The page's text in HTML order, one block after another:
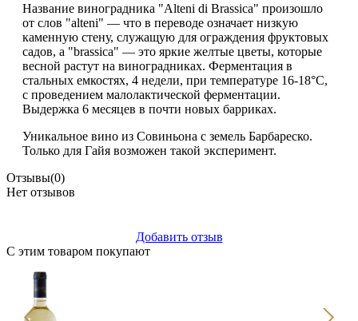
Название виноградника "Alteni di Brassica" произошло
от слов "alteni" — что в переводе означает низкую
каменную стену, служащую для ограждения фруктовых
садов, а "brassica" — это яркие желтые цветы, которые
весной растут на виноградниках. Ферментация в
стальных емкостях, 4 недели, при температуре 16-18°C,
с проведением малолактической ферментации.
Выдержка 6 месяцев в почти новых барриках.
Уникальное вино из Совиньона с земель Барбареско.
Только для Гайя возможен такой эксперимент.
Отзывы(0)
Нет отзывов
Добавить отзыв
С этим товаром покупают